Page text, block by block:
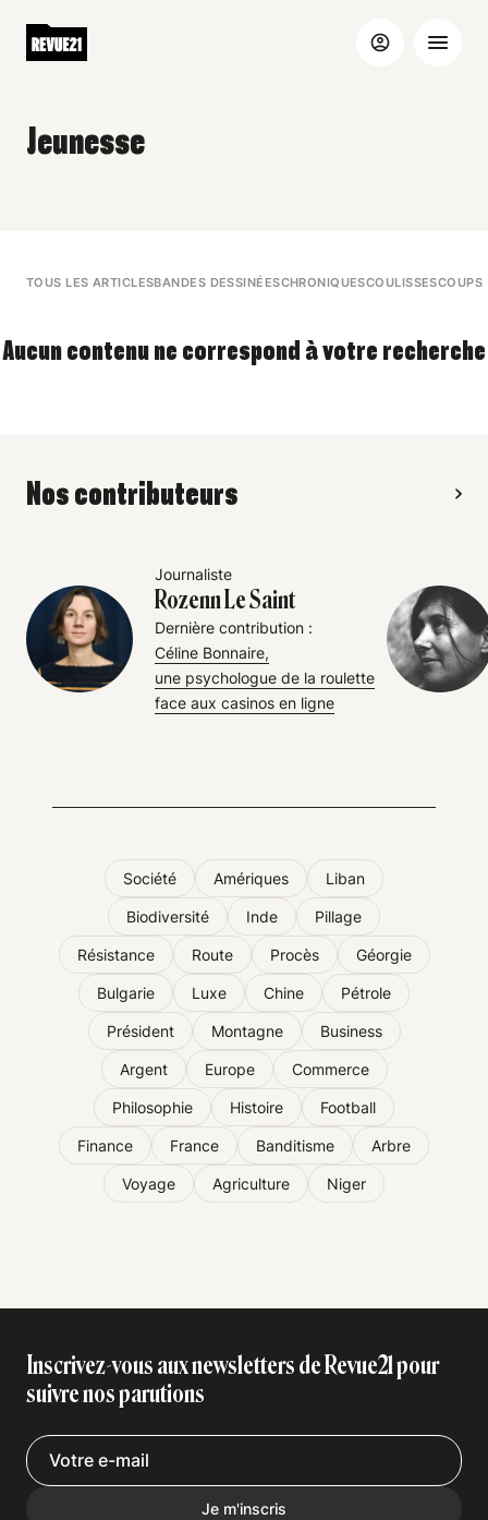
Jeunesse
TOUS LES ARTICLESBANDES DESSINÉESCHRONIQUESCOULISSESCOUPS
Aucun contenu ne correspond à votre recherche
Nos contributeurs
Journaliste
Rozenn Le Saint
Dernière contribution :
Céline Bonnaire,
une psychologue de la roulette
face aux casinos en ligne
Société Amériques Liban
Biodiversité Inde Pillage
Résistance Route Procès Géorgie
Bulgarie Luxe Chine Pétrole
Président Montagne Business
Argent Europe Commerce
Philosophie Histoire Football
Finance France Banditisme Arbre
Voyage Agriculture Niger
Inscrivez-vous aux newsletters de Revue21 pour
suivre nos parutions
Je m'inscris